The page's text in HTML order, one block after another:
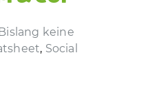
Bislang keine
, Social